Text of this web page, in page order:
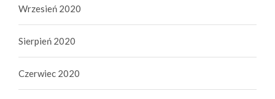
Wrzesień 2020
Sierpień 2020
Czerwiec 2020